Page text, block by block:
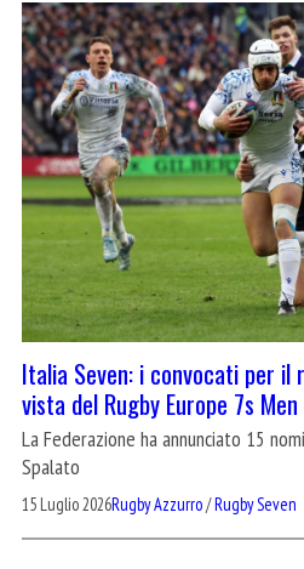
Italia Seven: i convocati per il
vista del Rugby Europe 7s
La Federazione ha annunciato 15
Spalato
15 Luglio 2026Rugby Azzurro/Rugby Seven